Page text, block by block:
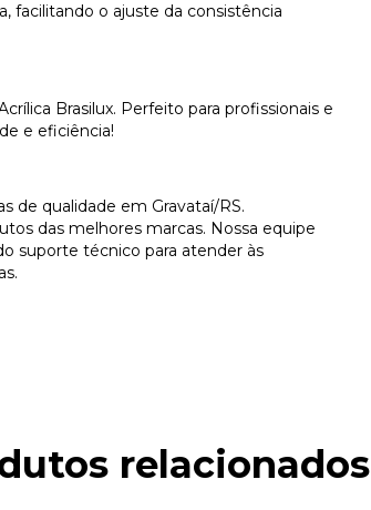
facilitando o ajuste da consistência
Brasilux. Perfeito para profissionais e
e eficiência!
de qualidade em Gravataí/RS.
das melhores marcas. Nossa equipe
suporte técnico para atender às
relacionados